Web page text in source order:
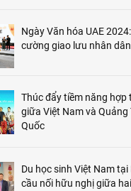
Ngày Văn hóa UAE
cường giao lưu nhân
Thúc đẩy tiềm năng hợp
giữa Việt Nam và Quảng
Quốc
Du học sinh Việt Nam tại
cầu nối hữu nghị giữa